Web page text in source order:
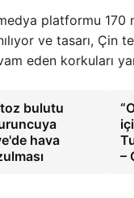
platformu 170
ve tasarı, Çin
eden korkuları
bulutu
hava
–